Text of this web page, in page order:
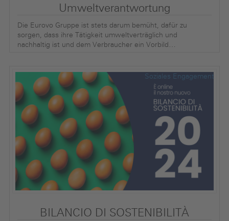
Umweltverantwortung
Die Eurovo Gruppe ist stets darum bemüht, dafür zu
sorgen, dass ihre Tätigkeit umweltverträglich und
nachhaltig ist und dem Verbraucher ein Vorbild…
BILANCIO DI SOSTENIBILITÀ
Soziales Engagement